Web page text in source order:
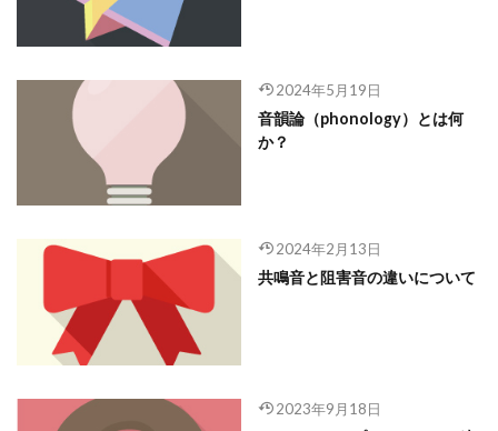
2024年5月19日
音韻論（phonology）とは何
か？
2024年2月13日
共鳴音と阻害音の違いについて
2023年9月18日